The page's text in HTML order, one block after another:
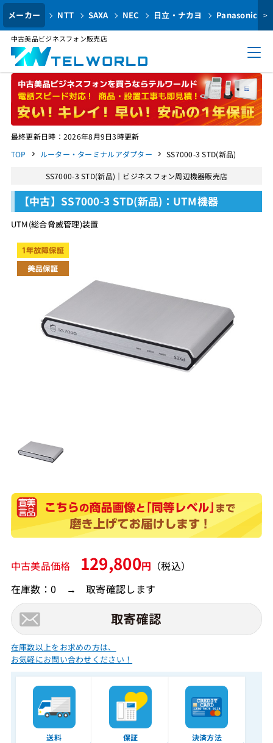
メーカー NTT SAXA NEC 日立・ナカヨ Panasonic >
中古美品ビジネスフォン販売店
最終更新日時：2026年8月9日3時更新
TOP
ルーター・ターミナルアダプター SS7000-3 STD(新品)
SS7000-3 STD(新品)｜ビジネスフォン周辺機器販売店
【中古】SS7000-3 STD(新品)：UTM機器
UTM(総合脅威管理)装置
中古美品価格 129,800円 （税込）
在庫数：0 → 取寄確認します
在庫数以上をお求めの方は、
お気軽にお問い合わせください！
送料 保証 決済方法